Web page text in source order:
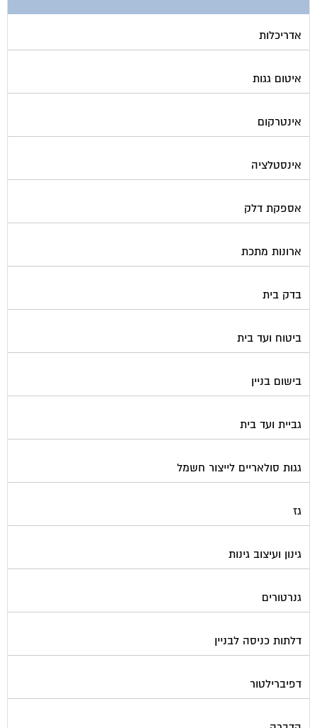
אדריכלות
איטום גגות
אינטרקום
אינסטלציה
אספקת דלק
ארונות מתכת
בדק בית
ביטוח ועד בית
בישום בניין
גביית ועד בית
גגות סולאריים לייצור חשמל
גז
גינון ועיצוב גינות
גנרטורים
דלתות כניסה לבניין
דפיברילטור